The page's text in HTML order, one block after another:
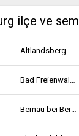
ilçe ve
Altlandsberg
Bad Freienwalde
Bernau bei Berlin